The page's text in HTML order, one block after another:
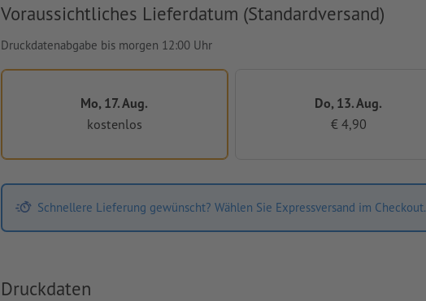
Voraussichtliches Lieferdatum (Standardversand)
Druckdatenabgabe bis morgen 12:00 Uhr
Mo, 17. Aug.
kostenlos
Do, 13. Aug.
€ 4,90
Schnellere Lieferung gewünscht? Wählen Sie Expressversand im Checkout.
Druckdaten